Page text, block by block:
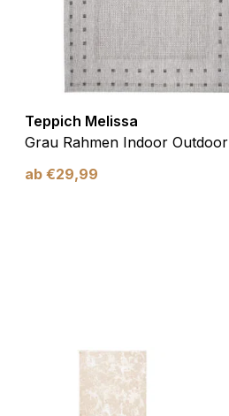
Teppich Melissa
Grau Rahmen Indoor Outdoor
ab €29,99